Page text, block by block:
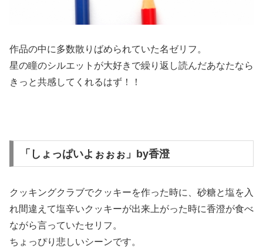
作品の中に多数散りばめられていた名ゼリフ。
星の瞳のシルエットが大好きで繰り返し読んだあなたなら
きっと共感してくれるはず！！
「しょっぱいよぉぉぉ」by香澄
クッキングクラブでクッキーを作った時に、砂糖と塩を入
れ間違えて塩辛いクッキーが出来上がった時に香澄が食べ
ながら言っていたセリフ。
ちょっぴり悲しいシーンです。